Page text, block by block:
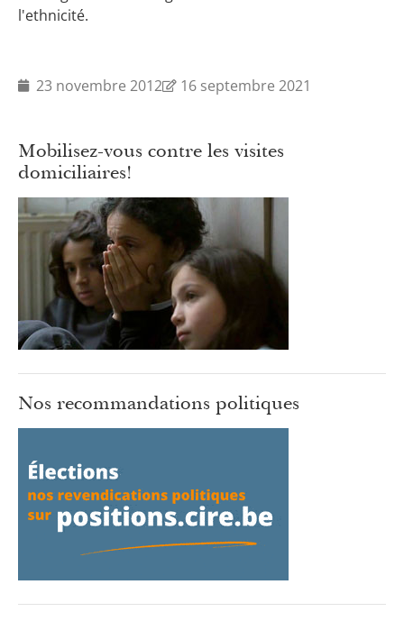
l'ethnicité.
23 novembre 2012 16 septembre 2021
Mobilisez-vous contre les visites
domiciliaires!
Nos recommandations politiques